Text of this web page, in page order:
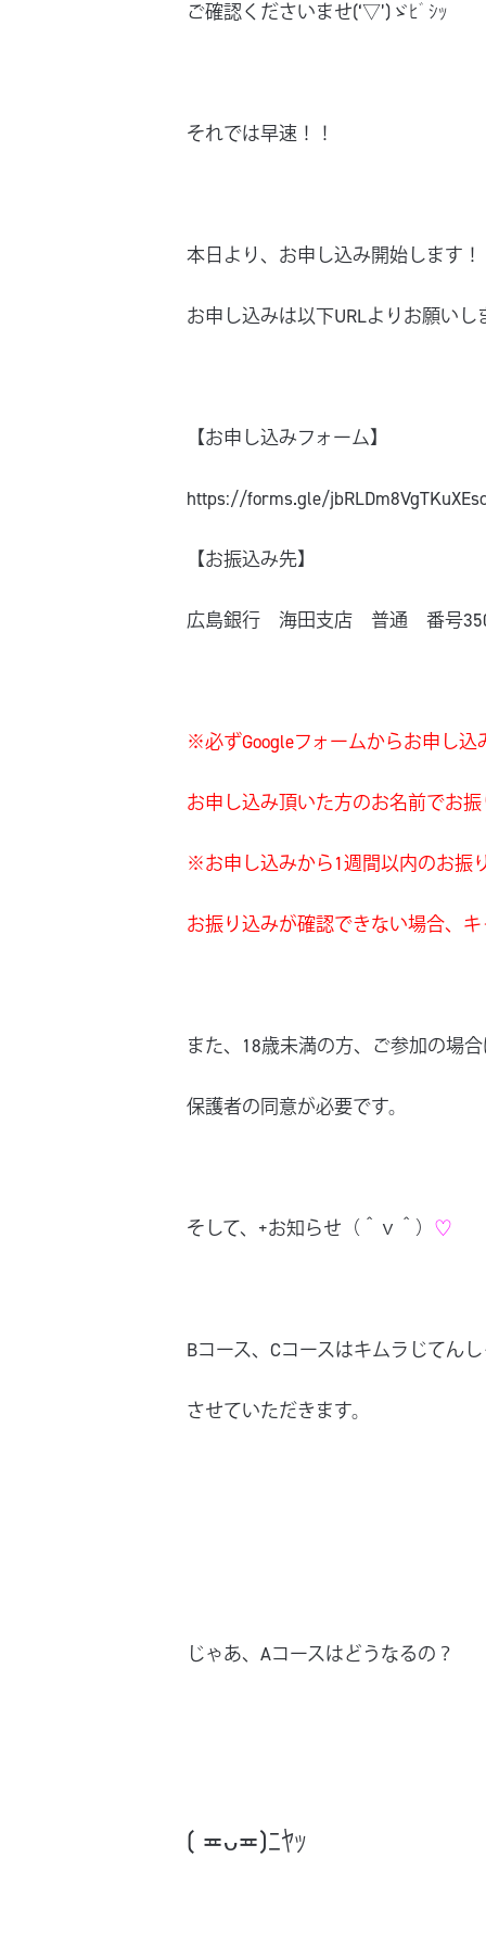
ご確認くださいませ(‘▽’)ゞﾋﾞｼｯ
それでは早速！！
本日より、お申し込み開始します！
お申し込みは以下URLよりお願いし
【お申し込みフォーム】
https://forms.gle/
【お振込み先】
広島銀行 海田支店 普通 番号
※必ずGoogleフォームからお申し込
お申し込み頂いた方のお名前でお振
※お申し込みから1週間以内のお振
お振り込みが確認できない場合、
また、18歳未満の方、ご参加の場合
保護者の同意が必要です。
そして、+お知らせ（＾ｖ＾） ♡
Bコース、Cコースはキムラじてん
させていただきます。
じゃあ、Aコースはどうなるの？
( ≖ᴗ≖​)ﾆﾔｯ